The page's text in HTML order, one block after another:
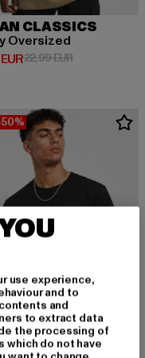
CLASSICS
Oversized
Preis: 15,99 EUR
22,99 EURAktionspreis:
use experience,
and to
and
to extract data
the processing of
which do not have